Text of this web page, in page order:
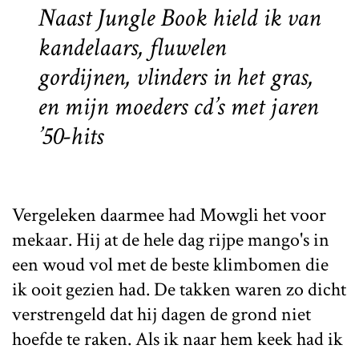
NaastJungle Book hield ik van
kandelaars, fluwelen
gordijnen, vlinders in het gras,
en mijn moeders cd’s met jaren
’50-hits
Vergeleken daarmee had Mowgli het voor
mekaar. Hij at de hele dag rijpe mango's in
een woud vol met de beste klimbomen die
ik ooit gezien had. De takken waren zo dicht
verstrengeld dat hij dagen de grond niet
hoefde te raken. Als ik naar hem keek had ik